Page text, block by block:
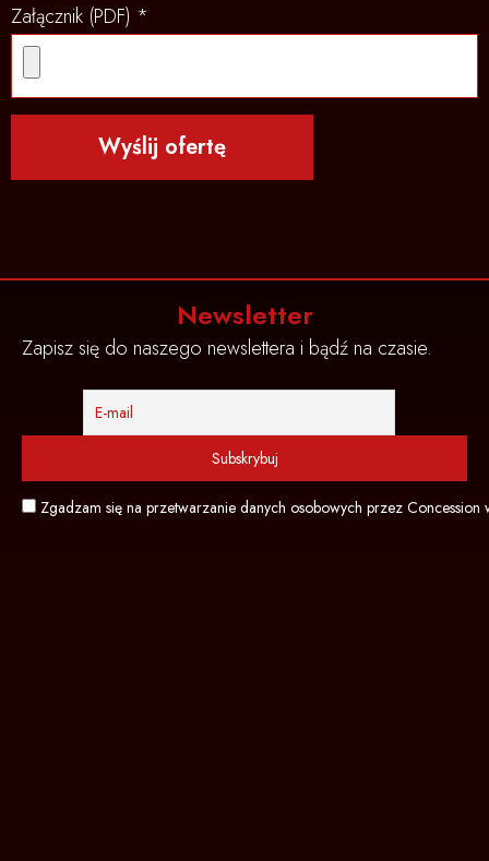
Załącznik (PDF) *
Wyślij ofertę
Newsletter
Zapisz się do naszego newslettera i bądź na czasie.
Zgadzam się na przetwarzanie danych osobowych przez